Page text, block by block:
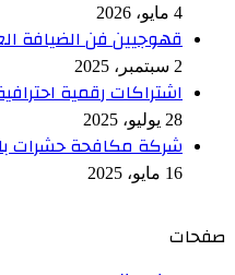
4 مايو، 2026
قهوجيين فن الضيافة
2 سبتمبر، 2025
اشتراكات رقمية
28 يوليو، 2025
شركة مكافحة حشرات
16 مايو، 2025
صفحات